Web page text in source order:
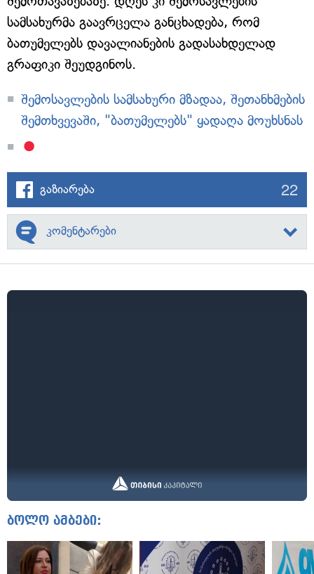
სამსახურმა გაავრცელა განცხადება, რომ
ბათუმელებს დავალიანების გადასახდელად
გრაფიკი შეუდგინოს.
შემოსავლების სამსახური მზადაა, შეთანხმების
შემთხვევაში, "ბათუმელებს" ყადაღა მოუხსნას
გაზიარება 22
კომენტარები
ბოლო ამბები: